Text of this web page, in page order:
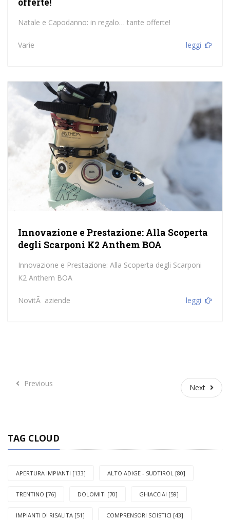
Natale e Capodanno: in regalo… tante offerte!
Varie leggi
Innovazione e Prestazione: Alla Scoperta
degli Scarponi K2 Anthem BOA
Innovazione e Prestazione: Alla Scoperta degli Scarponi
K2 Anthem BOA
NovitÃ aziende leggi
PreviousPrevious Next Next
TAG CLOUD
APERTURA IMPIANTI [133] ALTO ADIGE - SUDTIROL [80]
TRENTINO [76] DOLOMITI [70] GHIACCIAI [59]
IMPIANTI DI RISALITA [51] COMPRENSORI SCIISTICI [43]